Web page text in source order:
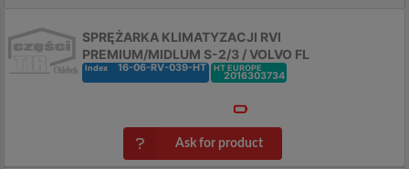
SPRĘŻARKA KLIMATYZACJI RVI
PREMIUM/MIDLUM S-2/3 / VOLVO FL
Index 16-06-RV-039-HT HT EUROPE
2016303734
Ask for product